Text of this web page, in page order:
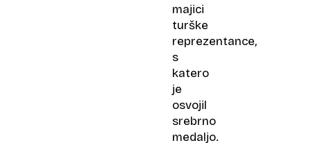
majici
turške
reprezentance,
s
katero
je
osvojil
srebrno
medaljo.